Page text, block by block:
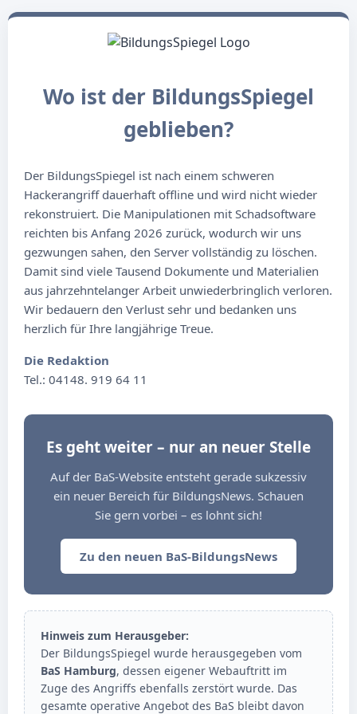
Wo ist der BildungsSpiegel
geblieben?
Der BildungsSpiegel ist nach einem schweren
Hackerangriff dauerhaft offline und wird nicht wieder
rekonstruiert. Die Manipulationen mit Schadsoftware
reichten bis Anfang 2026 zurück, wodurch wir uns
gezwungen sahen, den Server vollständig zu löschen.
Damit sind viele Tausend Dokumente und Materialien
aus jahrzehntelanger Arbeit unwiederbringlich verloren.
Wir bedauern den Verlust sehr und bedanken uns
herzlich für Ihre langjährige Treue.
Die Redaktion
Tel.: 04148. 919 64 11
Es geht weiter – nur an neuer Stelle
Auf der BaS-Website entsteht gerade sukzessiv
ein neuer Bereich für BildungsNews. Schauen
Sie gern vorbei – es lohnt sich!
Zu den neuen BaS-BildungsNews
Hinweis zum Herausgeber:
Der BildungsSpiegel wurde herausgegeben vom
BaS Hamburg, dessen eigener Webauftritt im
Zuge des Angriffs ebenfalls zerstört wurde. Das
gesamte operative Angebot des BaS bleibt davon